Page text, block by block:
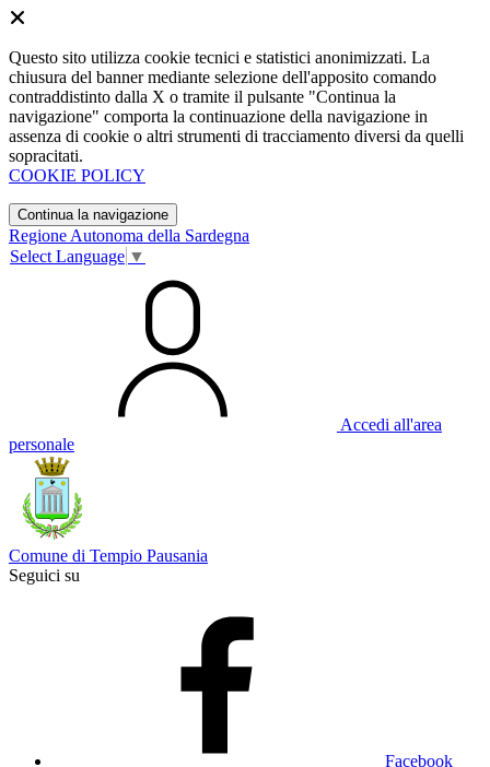
Questo sito utilizza cookie tecnici e statistici anonimizzati. La
chiusura del banner mediante selezione dell'apposito comando
contraddistinto dalla X o tramite il pulsante "Continua la
navigazione" comporta la continuazione della navigazione in
assenza di cookie o altri strumenti di tracciamento diversi da quelli
sopracitati.
COOKIE POLICY
Continua la navigazione
Regione Autonoma della Sardegna
Select Language ▼
Accedi all'area
personale
Comune di Tempio Pausania
Seguici su
Facebook